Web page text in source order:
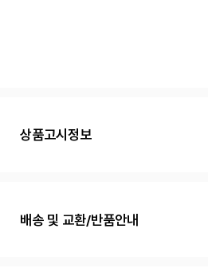
상품고시정보
배송 및 교환/반품안내